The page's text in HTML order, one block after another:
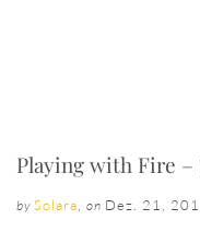
Playing with Fire
by Solara on Dez. 21,